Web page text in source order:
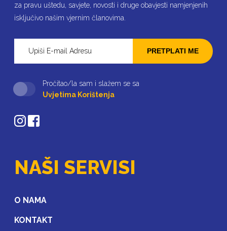
za pravu uštedu, savjete, novosti i druge obavjesti namjenjenih
isključivo našim vjernim članovima.
PRETPLATI ME
Pročitao/la sam i slažem se sa
Uvjetima Korištenja
NAŠI SERVISI
O NAMA
KONTAKT